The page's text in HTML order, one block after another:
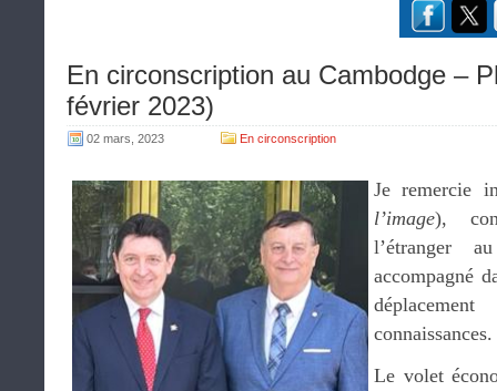
En circonscription au Cambodge –
février 2023)
02 mars, 2023 En circonscription
Je remercie
l’image),
l’étranger
accompagné
connaissances.
Le volet